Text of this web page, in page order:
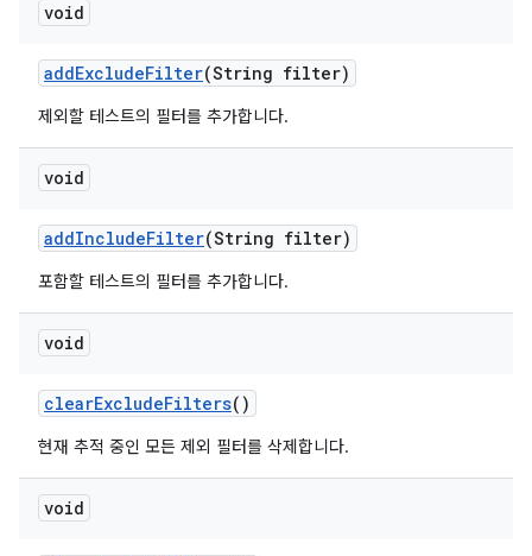
void
addExcludeFilter(String filter)
제외할 테스트의 필터를 추가합니다.
void
addIncludeFilter(String filter)
포함할 테스트의 필터를 추가합니다.
void
clearExcludeFilters()
현재 추적 중인 모든 제외 필터를 삭제합니다.
void